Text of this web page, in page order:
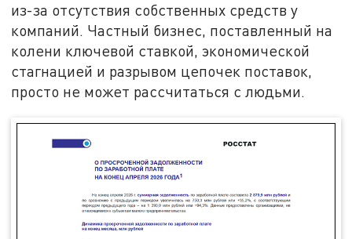
из-за отсутствия собственных средств у
компаний. Частный бизнес, поставленный на
колени ключевой ставкой, экономической
стагнацией и разрывом цепочек поставок,
просто не может рассчитаться с людьми.